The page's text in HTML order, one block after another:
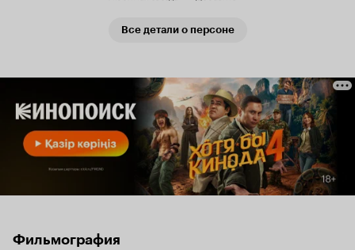
Все детали о персоне
Фильмография